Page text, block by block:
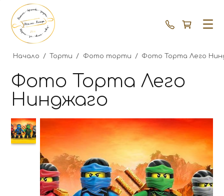
+359 87
Начало / Торти / Фото торти / Фото Торта Лего
Фото Торта Лего
Нинджаго